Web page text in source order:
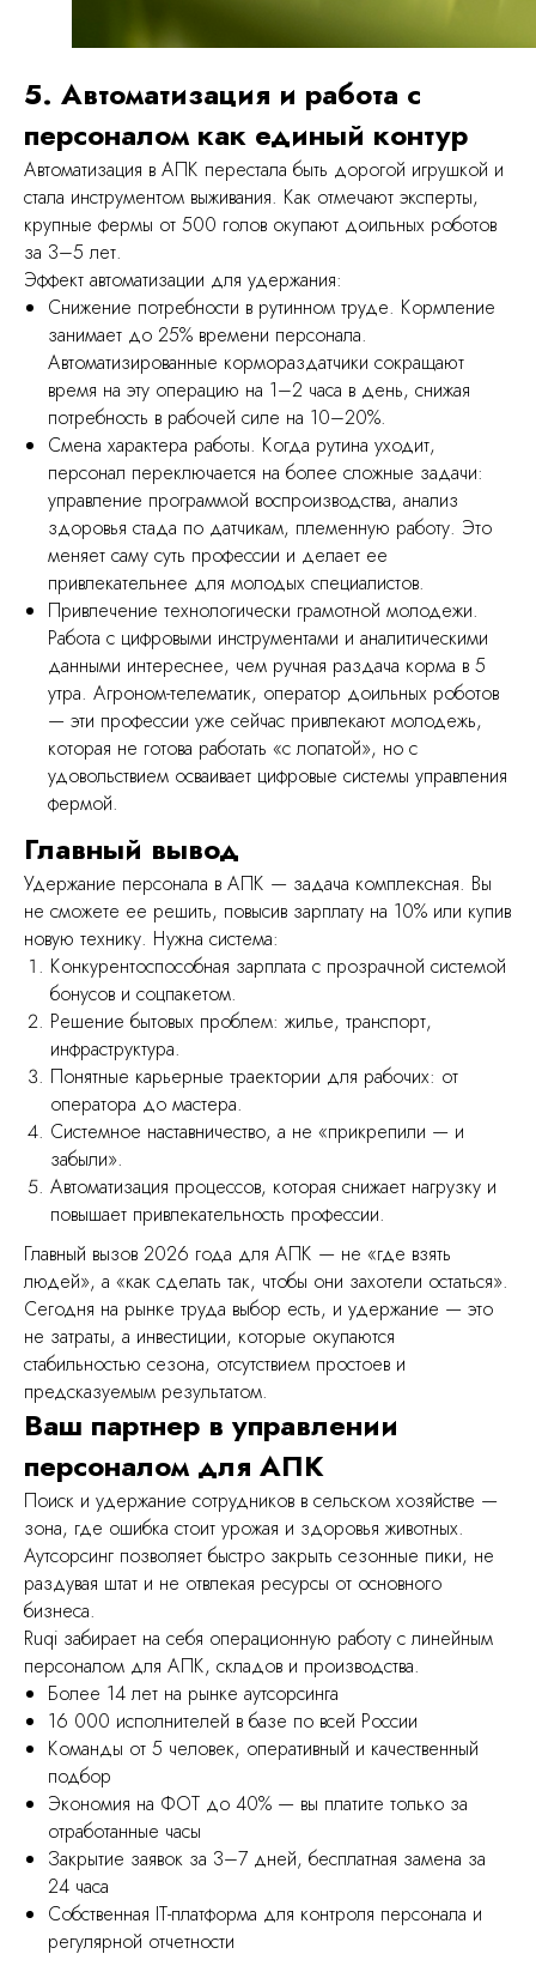
5. Автоматизация и работа с
персоналом как единый контур
Автоматизация в АПК перестала быть дорогой игрушкой и
стала инструментом выживания. Как отмечают эксперты,
крупные фермы от 500 голов окупают доильных роботов
за 3–5 лет.
Эффект автоматизации для удержания:
Снижение потребности в рутинном труде. Кормление
занимает до 25% времени персонала.
Автоматизированные кормораздатчики сокращают
время на эту операцию на 1–2 часа в день, снижая
потребность в рабочей силе на 10–20%.
Смена характера работы. Когда рутина уходит,
персонал переключается на более сложные задачи:
управление программой воспроизводства, анализ
здоровья стада по датчикам, племенную работу. Это
меняет саму суть профессии и делает ее
привлекательнее для молодых специалистов.
Привлечение технологически грамотной молодежи.
Работа с цифровыми инструментами и аналитическими
данными интереснее, чем ручная раздача корма в 5
утра. Агроном-телематик, оператор доильных роботов
— эти профессии уже сейчас привлекают молодежь,
которая не готова работать «с лопатой», но с
удовольствием осваивает цифровые системы управления
фермой.
Главный вывод
Удержание персонала в АПК — задача комплексная. Вы
не сможете ее решить, повысив зарплату на 10% или купив
новую технику. Нужна система:
Конкурентоспособная зарплата с прозрачной системой
бонусов и соцпакетом.
Решение бытовых проблем: жилье, транспорт,
инфраструктура.
Понятные карьерные траектории для рабочих: от
оператора до мастера.
Системное наставничество, а не «прикрепили — и
забыли».
Автоматизация процессов, которая снижает нагрузку и
повышает привлекательность профессии.
Главный вызов 2026 года для АПК — не «где взять
людей», а «как сделать так, чтобы они захотели остаться».
Сегодня на рынке труда выбор есть, и удержание — это
не затраты, а инвестиции, которые окупаются
стабильностью сезона, отсутствием простоев и
предсказуемым результатом.
Ваш партнер в управлении
персоналом для АПК
Поиск и удержание сотрудников в сельском хозяйстве —
зона, где ошибка стоит урожая и здоровья животных.
Аутсорсинг позволяет быстро закрыть сезонные пики, не
раздувая штат и не отвлекая ресурсы от основного
бизнеса.
Ruqi забирает на себя операционную работу с линейным
персоналом для АПК, складов и производства.
Более 14 лет на рынке аутсорсинга
16 000 исполнителей в базе по всей России
Команды от 5 человек, оперативный и качественный
подбор
Экономия на ФОТ до 40% — вы платите только за
отработанные часы
Закрытие заявок за 3–7 дней, бесплатная замена за
24 часа
Собственная IT-платформа для контроля персонала и
регулярной отчетности
info@ruqi.ru
Контакты
+7 499 647 50 49
О сервисе
Цены
Персонал
Частые вопросы
Меню
Политика конфиденциальности
Рассчитать стоимость
ООО "Платформенные Решения"
ИНН: 7733440492
ОГРН: 1247700196094
Юридический адрес: 125371, город Москва,
Волоколамское ш, д. 116, помещ. 439
Блог